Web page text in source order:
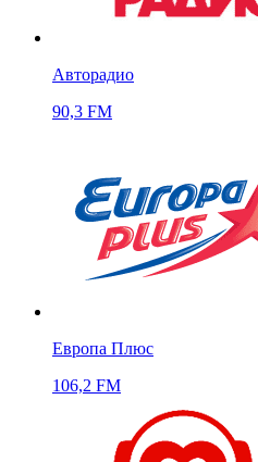
Авторадио
90,3 FM
Европа Плюс
106,2 FM